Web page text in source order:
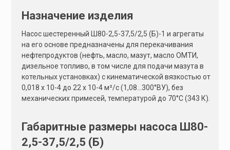
Назначение изделия
Насос шестеренный Ш80-2,5-37,5/2,5 (Б)-1 и агрегаты
на его основе предназначены для перекачивания
нефтепродуктов (нефть, масло, мазут, масло ОМТИ,
дизельное топливо, в том числе для подачи мазута в
котельных установках) с кинематической вязкостью от
0,018 х 10-4 до 22 х 10-4 м²/с (1,08…300°ВУ), без
механических примесей, температурой до 70°С (343 К).
Габаритные размеры насоса Ш80-
2,5-37,5/2,5 (Б)